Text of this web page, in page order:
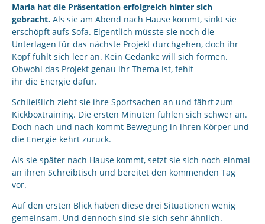
Maria hat die Präsentation erfolgreich hinter sich
gebracht. Als sie am Abend nach Hause kommt, sinkt sie
erschöpft aufs Sofa. Eigentlich müsste sie noch die
Unterlagen für das nächste Projekt durchgehen, doch ihr
Kopf fühlt sich leer an. Kein Gedanke will sich formen.
Obwohl das Projekt genau ihr Thema ist, fehlt
ihr die Energie dafür.
Schließlich zieht sie ihre Sportsachen an und fährt zum
Kickboxtraining. Die ersten Minuten fühlen sich schwer an.
Doch nach und nach kommt Bewegung in ihren Körper und
die Energie kehrt zurück.
Als sie später nach Hause kommt, setzt sie sich noch einmal
an ihren Schreibtisch und bereitet den kommenden Tag
vor.
Auf den ersten Blick haben diese drei Situationen wenig
gemeinsam. Und dennoch sind sie sich sehr ähnlich.